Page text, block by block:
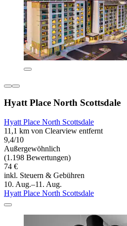
Hyatt Place North Scottsdale
Hyatt Place North Scottsdale
11,1 km von Clearview entfernt
9,4/10
Außergewöhnlich
(1.198 Bewertungen)
74 €
inkl. Steuern & Gebühren
10. Aug.–11. Aug.
Hyatt Place North Scottsdale